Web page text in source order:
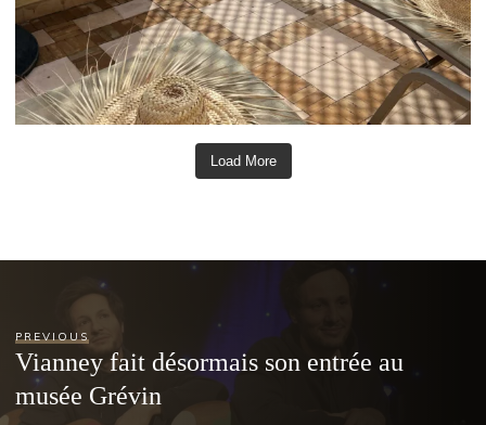
Load More
PREVIOUS
Vianney fait désormais son entrée au
musée Grévin